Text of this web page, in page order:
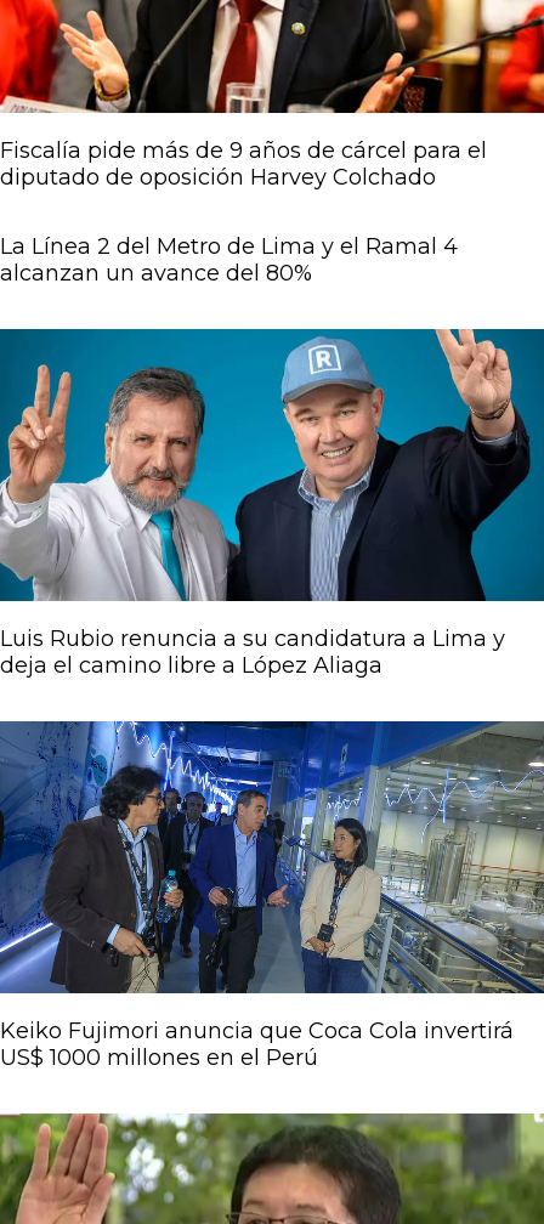
Fiscalía pide más de 9 años de cárcel para el
diputado de oposición Harvey Colchado
La Línea 2 del Metro de Lima y el Ramal 4
alcanzan un avance del 80%
Luis Rubio renuncia a su candidatura a Lima y
deja el camino libre a López Aliaga
Keiko Fujimori anuncia que Coca Cola invertirá
US$ 1000 millones en el Perú